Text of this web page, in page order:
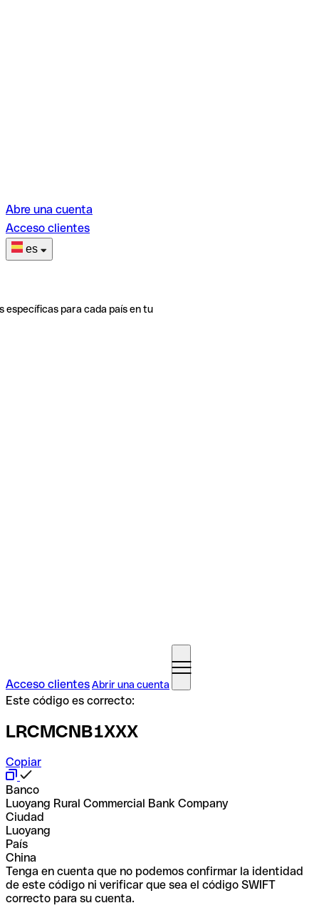
Abre una cuenta
Acceso clientes
es
específicas para cada país en tu
Acceso clientesAbrir una cuenta
Este código es correcto:
LRCMCNB1XXX
Copiar
Banco
Luoyang Rural Commercial Bank Company
Ciudad
Luoyang
País
China
Tenga en cuenta que no podemos confirmar la identidad
de este código ni verificar que sea el código SWIFT
correcto para su cuenta.